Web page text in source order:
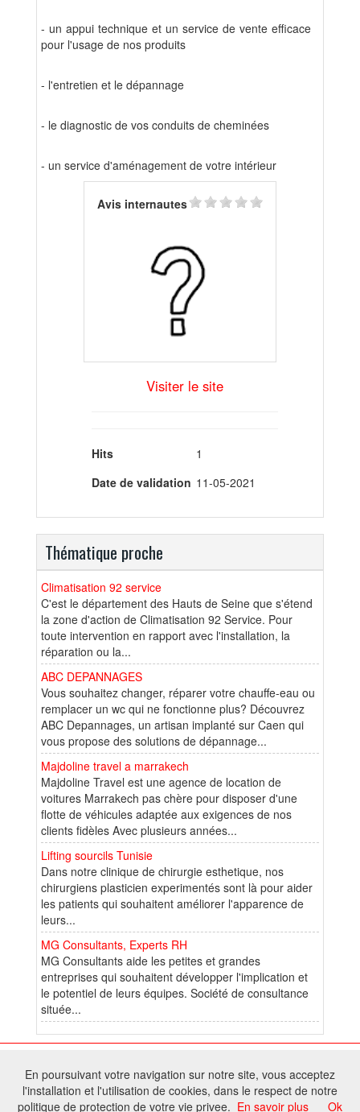
- un appui technique et un service de vente efficace
pour l'usage de nos produits
- l'entretien et le dépannage
- le diagnostic de vos conduits de cheminées
- un service d'aménagement de votre intérieur
Avis internautes
Visiter le site
Hits
1
Date de validation 11-05-2021
Thématique proche
Climatisation 92 service
C'est le département des Hauts de Seine que s'étend
la zone d'action de Climatisation 92 Service. Pour
toute intervention en rapport avec l'installation, la
réparation ou la...
ABC DEPANNAGES
Vous souhaitez changer, réparer votre chauffe-eau ou
remplacer un wc qui ne fonctionne plus? Découvrez
ABC Depannages, un artisan implanté sur Caen qui
vous propose des solutions de dépannage...
Majdoline travel a marrakech
Majdoline Travel est une agence de location de
voitures Marrakech pas chère pour disposer d'une
flotte de véhicules adaptée aux exigences de nos
clients fidèles Avec plusieurs années...
Lifting sourcils Tunisie
Dans notre clinique de chirurgie esthetique, nos
chirurgiens plasticien experimentés sont là pour aider
les patients qui souhaitent améliorer l'apparence de
leurs...
MG Consultants, Experts RH
MG Consultants aide les petites et grandes
entreprises qui souhaitent développer l'implication et
le potentiel de leurs équipes. Société de consultance
située...
FontAwesome
Tous droits réservés - Toute reproduction du contenu de ce site, même
partielle, est interdite sans accord du propriétaire.
En poursuivant votre navigation sur notre site, vous acceptez
l'installation et l'utilisation de cookies, dans le respect de notre
politique de protection de votre vie privee. En savoir plus Ok